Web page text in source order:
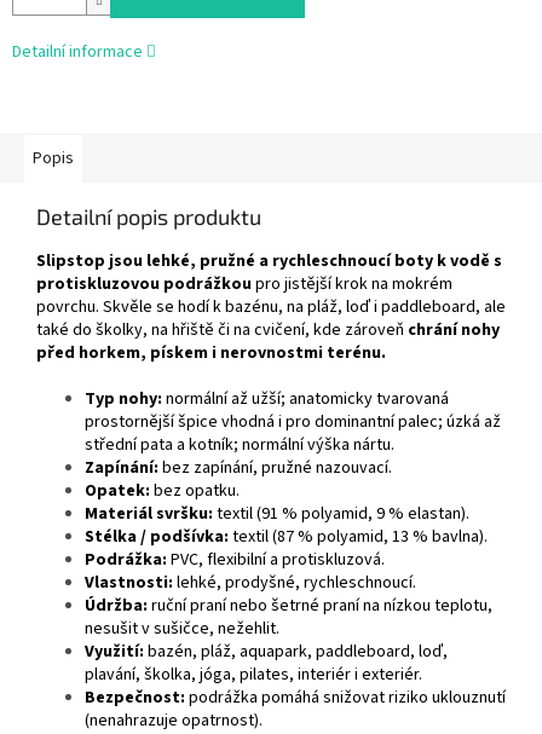
Detailní informace
Popis
Detailní popis produktu
Slipstop jsou lehké, pružné a rychleschnoucí boty k vodě s
protiskluzovou podrážkoupro jistější krok na mokrém
povrchu. Skvěle se hodí k bazénu, na pláž, loď i paddleboard, ale
také do školky, na hřiště či na cvičení, kde zároveň chrání nohy
před horkem, pískem i nerovnostmi terénu.
Typ nohy: normální až užší; anatomicky tvarovaná
prostornější špice vhodná i pro dominantní palec; úzká až
střední pata a kotník; normální výška nártu.
Zapínání: bez zapínání, pružné nazouvací.
Opatek: bez opatku.
Materiál svršku: textil (91 % polyamid, 9 % elastan).
Stélka / podšívka: textil (87 % polyamid, 13 % bavlna).
Podrážka: PVC, flexibilní a protiskluzová.
Vlastnosti: lehké, prodyšné, rychleschnoucí.
Údržba: ruční praní nebo šetrné praní na nízkou teplotu,
nesušit v sušičce, nežehlit.
Využití: bazén, pláž, aquapark, paddleboard, loď,
plavání, školka, jóga, pilates, interiér i exteriér.
Bezpečnost: podrážka pomáhá snižovat riziko uklouznutí
(nenahrazuje opatrnost).